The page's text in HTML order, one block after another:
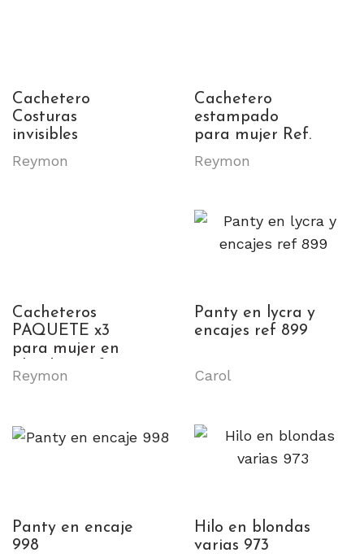
Cachetero
Costuras
invisibles
microfibra para
mujer Ref. 8092
Reymon
Cachetero
estampado
para mujer Ref.
8021
Reymon
Cacheteros
PAQUETE x3
para mujer en
algodón Ref.
8003-T
Reymon
Panty en lycra y
encajes ref 899
Carol
Panty en encaje
998
Hilo en blondas
varias 973